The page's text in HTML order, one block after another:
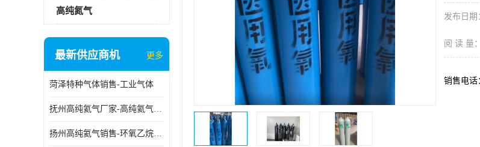
高纯氮气
最新供应商机 更多
菏泽特种气体销售-工业气体
抚州高纯氦气厂家-高纯氦气标准气体
扬州高纯氦气销售-环氧乙烷灭菌剂
发布日期
阅 读 量：
销售电话